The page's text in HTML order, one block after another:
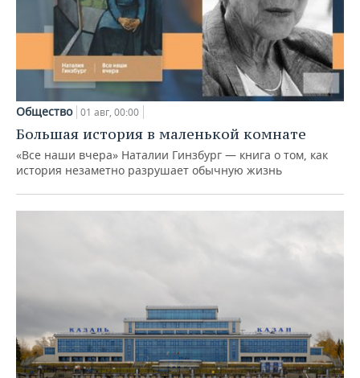
Общество 01 авг, 00:00
Большая история в маленькой комнате
«Все наши вчера» Наталии Гинзбург — книга о том, как
история незаметно разрушает обычную жизнь